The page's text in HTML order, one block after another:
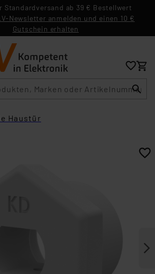
Standardversand ab 39 € Bestellwert
Newsletter anmelden und einen 10 €
Gutschein erhalten
Haustür